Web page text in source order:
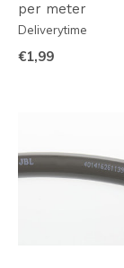
per meter
Deliverytime
€1,99